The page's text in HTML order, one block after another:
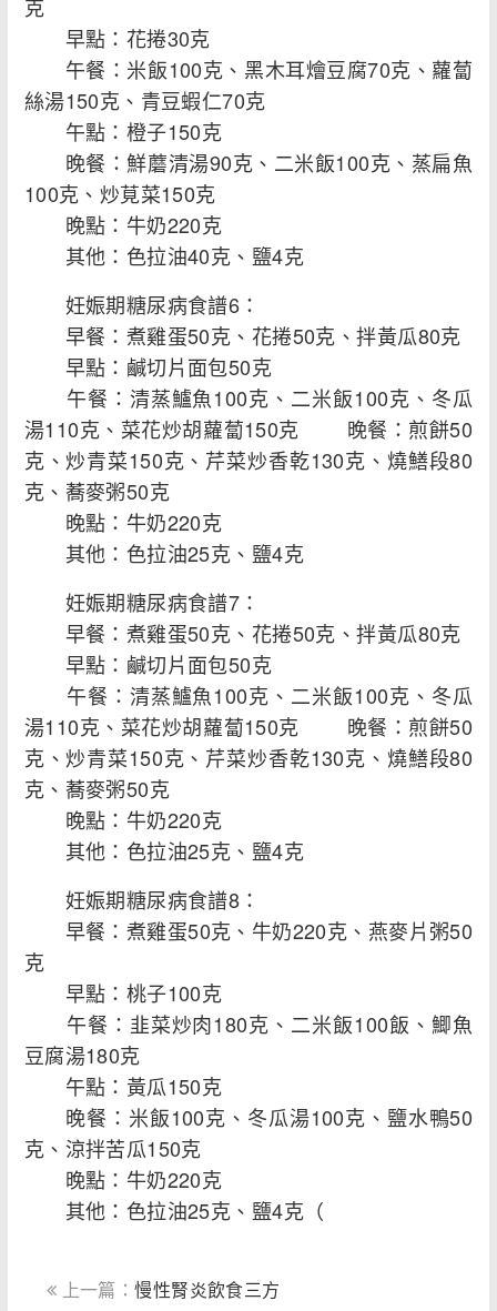
克
早點：花捲30克
午餐：米飯100克、黑木耳燴豆腐70克、蘿蔔
絲湯150克、青豆蝦仁70克
午點：橙子150克
晚餐：鮮蘑清湯90克、二米飯100克、蒸扁魚
100克、炒莧菜150克
晚點：牛奶220克
其他：色拉油40克、鹽4克
妊娠期糖尿病食譜6：
早餐：煮雞蛋50克、花捲50克、拌黃瓜80克
早點：鹹切片面包50克
午餐：清蒸鱸魚100克、二米飯100克、冬瓜
湯110克、菜花炒胡蘿蔔150克 晚餐：煎餅50
克、炒青菜150克、芹菜炒香乾130克、燒鱔段80
克、蕎麥粥50克
晚點：牛奶220克
其他：色拉油25克、鹽4克
妊娠期糖尿病食譜7：
早餐：煮雞蛋50克、花捲50克、拌黃瓜80克
早點：鹹切片面包50克
午餐：清蒸鱸魚100克、二米飯100克、冬瓜
湯110克、菜花炒胡蘿蔔150克 晚餐：煎餅50
克、炒青菜150克、芹菜炒香乾130克、燒鱔段80
克、蕎麥粥50克
晚點：牛奶220克
其他：色拉油25克、鹽4克
妊娠期糖尿病食譜8：
早餐：煮雞蛋50克、牛奶220克、燕麥片粥50
克
早點：桃子100克
午餐：韭菜炒肉180克、二米飯100飯、鯽魚
豆腐湯180克
午點：黃瓜150克
晚餐：米飯100克、冬瓜湯100克、鹽水鴨50
克、涼拌苦瓜150克
晚點：牛奶220克
其他：色拉油25克、鹽4克（
上一篇：慢性腎炎飲食三方